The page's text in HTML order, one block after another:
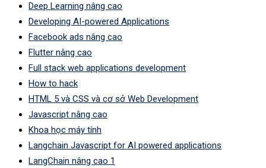
Deep Learning nâng cao
Developing AI-powered Applications
Facebook ads nâng cao
Flutter nâng cao
Full stack web applications development
How to hack
HTML 5 và CSS và cơ sở Web Development
Javascript nâng cao
Khoa học máy tính
Langchain Javascript for AI powered applications
LangChain nâng cao 1